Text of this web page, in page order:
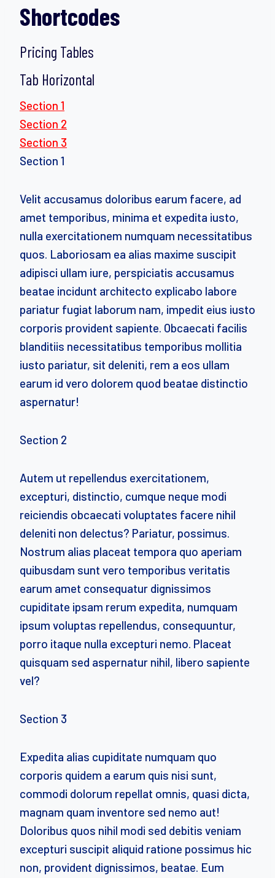
Shortcodes
Pricing Tables
Tab Horizontal
Section 1
Section 2
Section 3
Section 1
Velit accusamus doloribus earum facere, ad
amet temporibus, minima et expedita iusto,
nulla exercitationem numquam necessitatibus
quos. Laboriosam ea alias maxime suscipit
adipisci ullam iure, perspiciatis accusamus
beatae incidunt architecto explicabo labore
pariatur fugiat laborum nam, impedit eius iusto
corporis provident sapiente. Obcaecati facilis
blanditiis necessitatibus temporibus mollitia
iusto pariatur, sit deleniti, rem a eos ullam
earum id vero dolorem quod beatae distinctio
aspernatur!
Section 2
Autem ut repellendus exercitationem,
excepturi, distinctio, cumque neque modi
reiciendis obcaecati voluptates facere nihil
deleniti non delectus? Pariatur, possimus.
Nostrum alias placeat tempora quo aperiam
quibusdam sunt vero temporibus veritatis
earum amet consequatur dignissimos
cupiditate ipsam rerum expedita, numquam
ipsum voluptas repellendus, consequuntur,
porro itaque nulla excepturi nemo. Placeat
quisquam sed aspernatur nihil, libero sapiente
vel?
Section 3
Expedita alias cupiditate numquam quo
corporis quidem a earum quis nisi sunt,
commodi dolorum repellat omnis, quasi dicta,
magnam quam inventore sed nemo aut!
Doloribus quos nihil modi sed debitis veniam
excepturi suscipit aliquid ratione possimus hic
non, provident dignissimos, beatae. Eum